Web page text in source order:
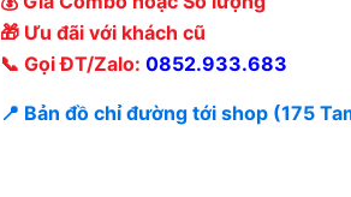
🎁 Ưu đãi với khách cũ
📞 Gọi ĐT/Zalo: 0852.933.683
📍 Bản đồ chỉ đường tới shop (175